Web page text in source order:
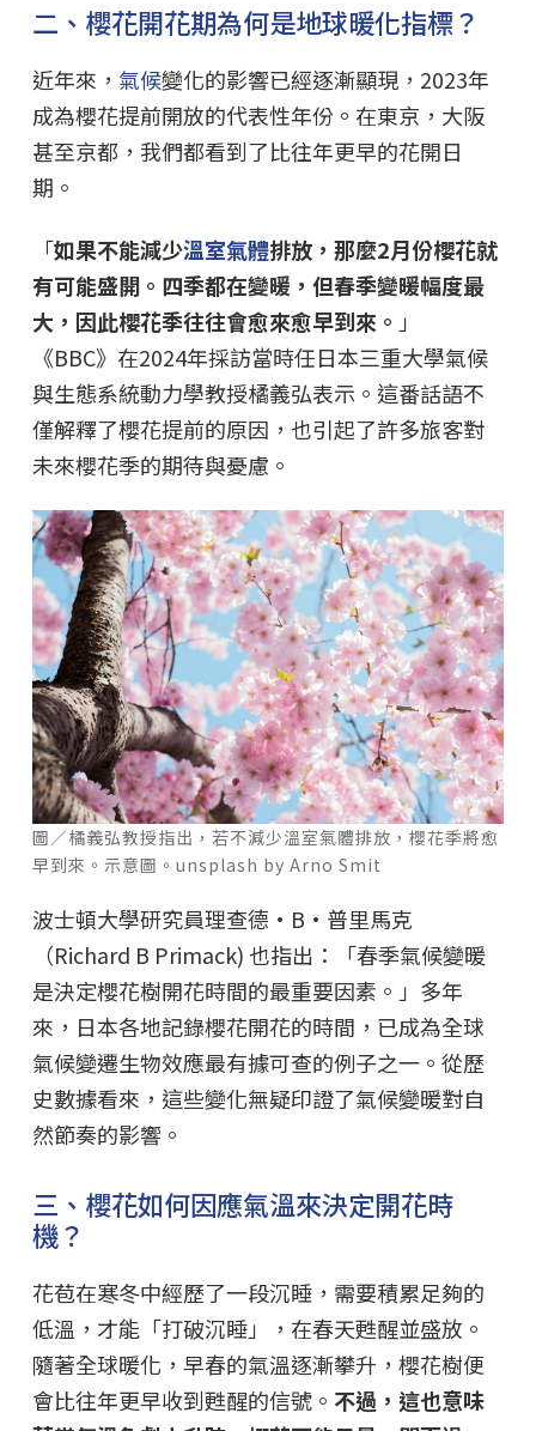
二、櫻花開花期為何是地球暖化指標？
近年來， 氣候變化的影響已經逐漸顯現，2023年
成為櫻花提前開放的代表性年份。在東京，大阪
甚至京都，我們都看到了比往年更早的花開日
期。
「如果不能減少溫室氣體排放，那麼2月份櫻花就
有可能盛開。四季都在變暖，但春季變暖幅度最
大，因此櫻花季往往會愈來愈早到來。 」
《BBC》在2024年採訪當時任日本三重大學氣候
與生態系統動力學教授橘義弘表示。這番話語不
僅解釋了櫻花提前的原因，也引起了許多旅客對
未來櫻花季的期待與憂慮。
圖／橘義弘教授指出，若不減少溫室氣體排放，櫻花季將愈
早到來。示意圖。unsplash by Arno Smit
波士頓大學研究員理查德·B·普里馬克
（Richard B Primack) 也指出：「春季氣候變暖
是決定櫻花樹開花時間的最重要因素。」多年
來，日本各地記錄櫻花開花的時間，已成為全球
氣候變遷生物效應最有據可查的例子之一。從歷
史數據看來，這些變化無疑印證了氣候變暖對自
然節奏的影響。
三、櫻花如何因應氣溫來決定開花時
機？
花苞在寒冬中經歷了一段沉睡，需要積累足夠的
低溫，才能「打破沉睡」，在春天甦醒並盛放。
隨著全球暖化，早春的氣溫逐漸攀升，櫻花樹便
會比往年更早收到甦醒的信號。 不過，這也意味